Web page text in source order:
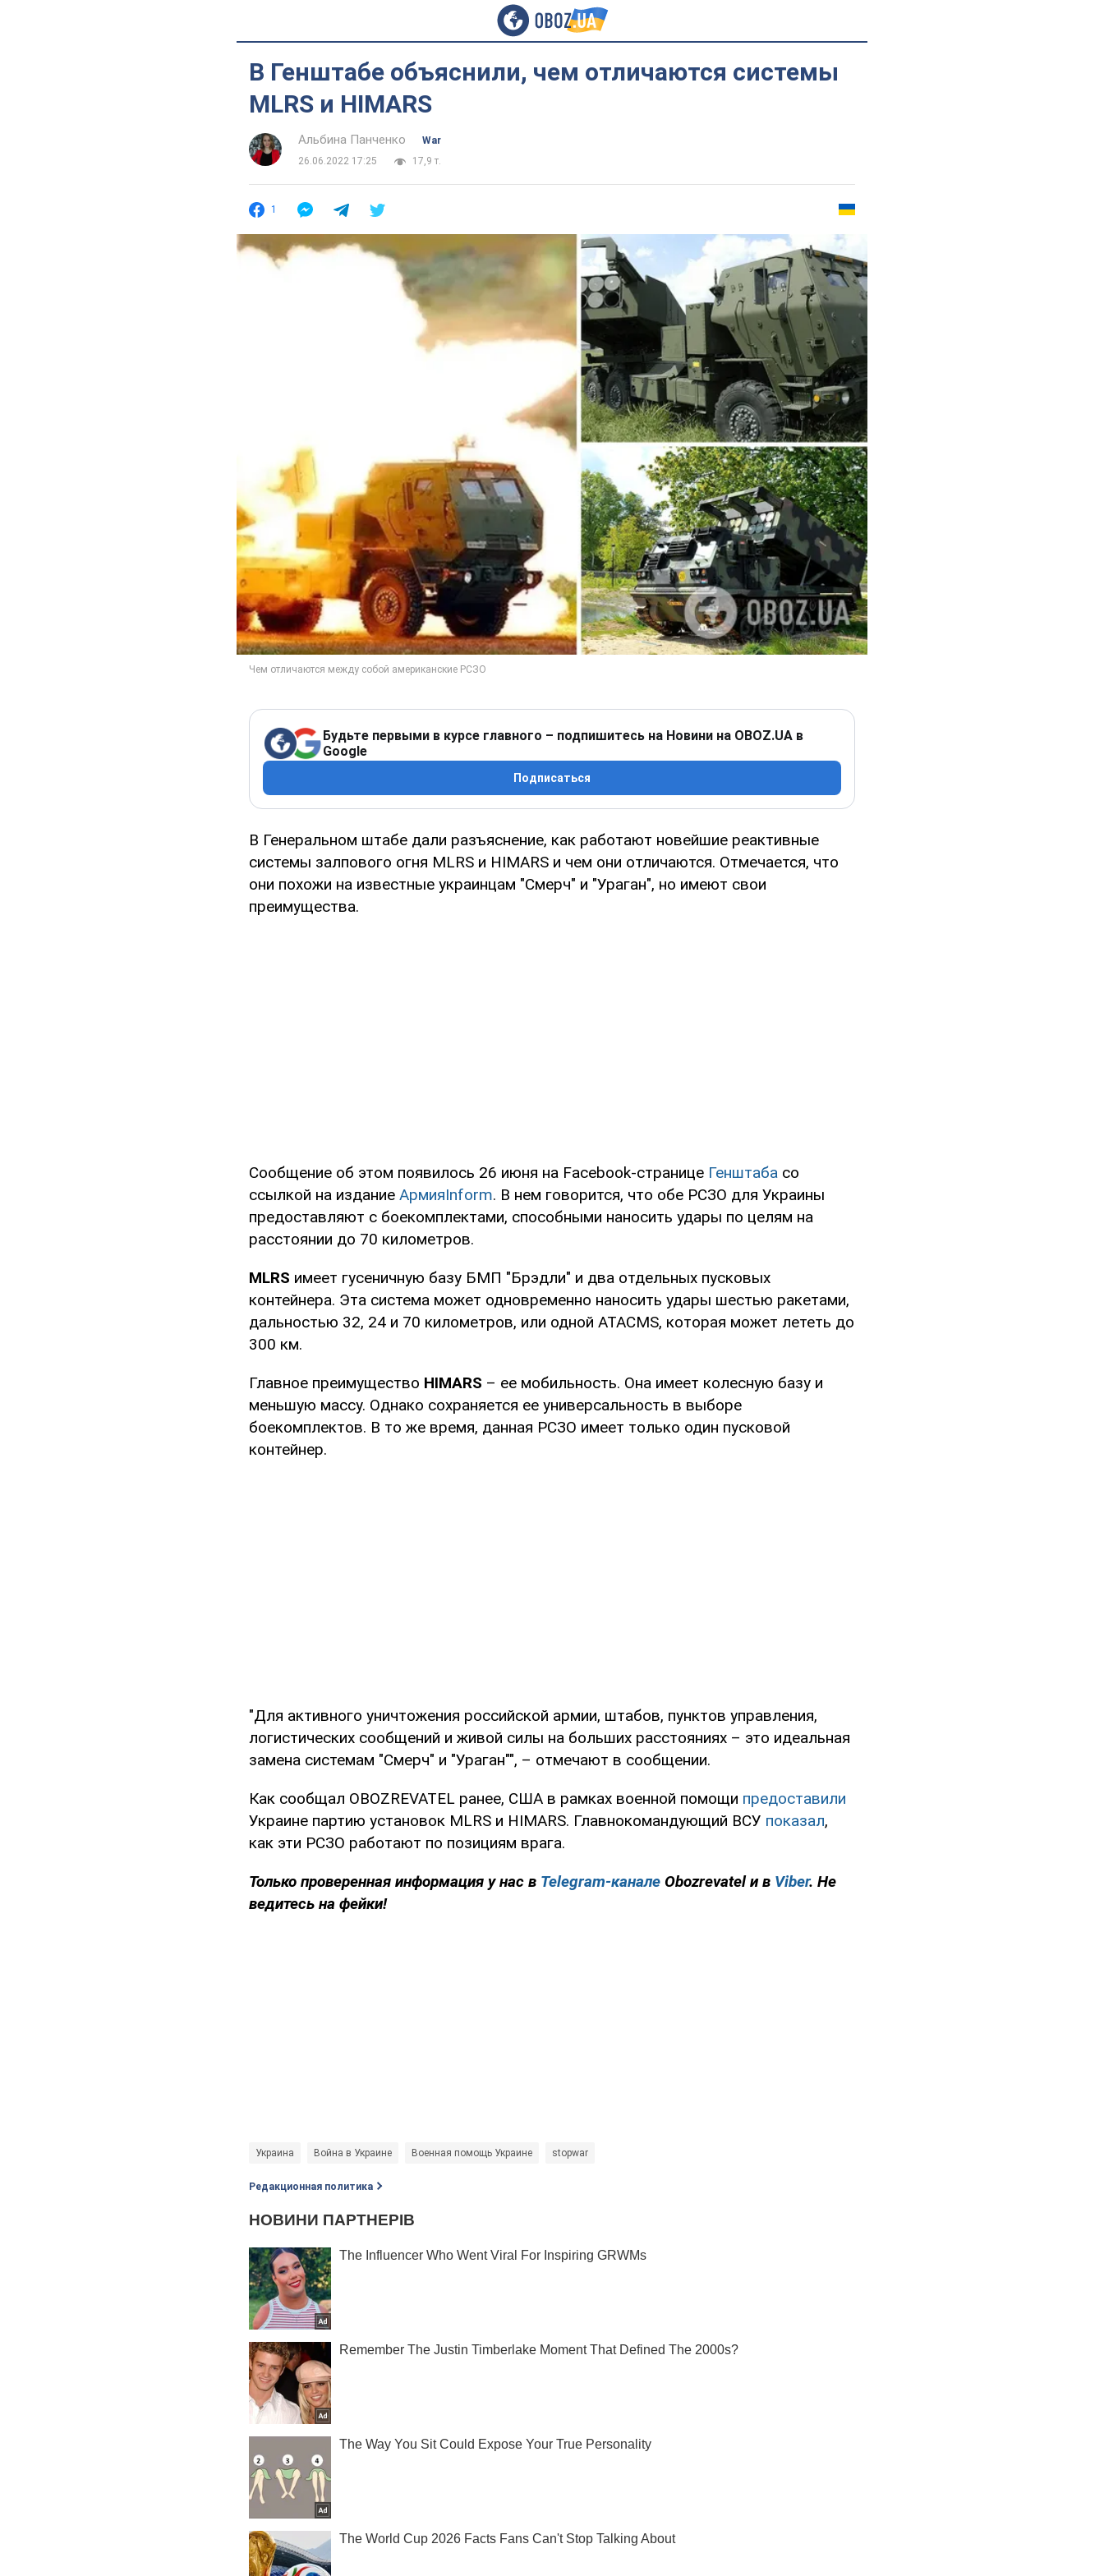
В Генштабе объяснили, чем отличаются системы
MLRS и HIMARS
Альбина Панченко
War
26.06.2022 17:25
17,9 т.
1
Будьте первыми в курсе главного – подпишитесь на Новини на OBOZ.UA в
Google
Подписаться
В Генеральном штабе дали разъяснение, как работают новейшие реактивные
системы залпового огня MLRS и HIMARS и чем они отличаются. Отмечается, что
они похожи на известные украинцам "Смерч" и "Ураган", но имеют свои
преимущества.
Сообщение об этом появилось 26 июня на Facebook-странице Генштаба со
ссылкой на издание АрмияInform. В нем говорится, что обе РСЗО для Украины
предоставляют с боекомплектами, способными наносить удары по целям на
расстоянии до 70 километров.
MLRS имеет гусеничную базу БМП "Брэдли" и два отдельных пусковых
контейнера. Эта система может одновременно наносить удары шестью ракетами,
дальностью 32, 24 и 70 километров, или одной ATACMS, которая может лететь до
300 км.
Главное преимущество HIMARS – ее мобильность. Она имеет колесную базу и
меньшую массу. Однако сохраняется ее универсальность в выборе
боекомплектов. В то же время, данная РСЗО имеет только один пусковой
контейнер.
"Для активного уничтожения российской армии, штабов, пунктов управления,
логистических сообщений и живой силы на больших расстояниях – это идеальная
замена системам "Смерч" и "Ураган"", – отмечают в сообщении.
Как сообщал OBOZREVATEL ранее, США в рамках военной помощи предоставили
Украине партию установок MLRS и HIMARS. Главнокомандующий ВСУ показал,
как эти РСЗО работают по позициям врага.
Только проверенная информация у нас в Telegram-канале Obozrevatel и в Viber. Не
ведитесь на фейки!
Украина Война в Украине Военная помощь Украине stopwar
Редакционная политика